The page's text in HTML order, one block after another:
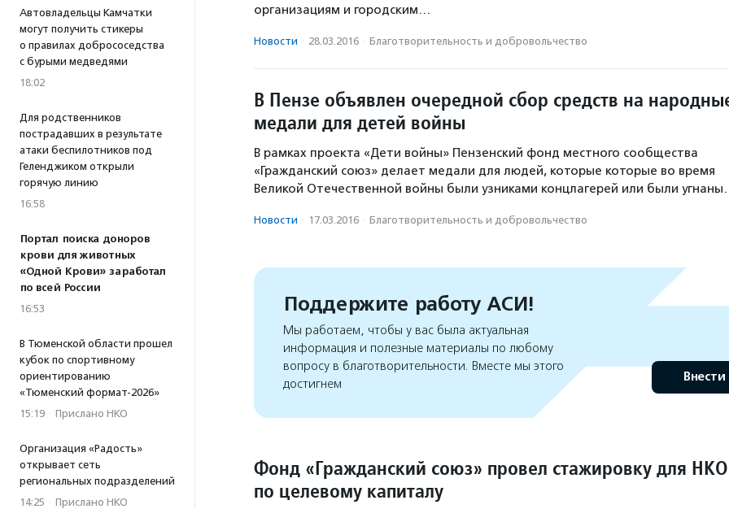
Автовладельцы Камчатки
могут получить стикеры
о правилах добрососедства
с бурыми медведями
18:02
Для родственников
пострадавших в результате
атаки беспилотников под
Геленджиком открыли
горячую линию
16:58
Портал поиска доноров
крови для животных
«Одной Крови» заработал
по всей России
16:53
В Тюменской области прошел
кубок по спортивному
ориентированию
«Тюменский формат-2026»
15:19 · Прислано НКО
Организация «Радость»
открывает сеть
региональных подразделений
14:25 · Прислано НКО
организациям и городским…
Новости · 28.03.2016 · Благотвори­тель­ность и доброволь­чест­во
В Пензе объявлен очередной сбор средств на
медали для детей войны
В рамках проекта «Дети войны» Пензенский фонд местного сообщества
«Гражданский союз» делает медали для людей, которые которые во время
Великой Отечественной войны были узниками концлагерей или были
Новости · 17.03.2016 · Благотвори­тель­ность и доброволь­чест­во
Поддержите работу АСИ!
Мы работаем, чтобы у вас была актуальная
информация и полезные материалы по любому
вопросу в благотворительности. Вместе мы этого
достигнем
Внести
Фонд «Гражданский союз» провел стажировку для НКО
по целевому капиталу